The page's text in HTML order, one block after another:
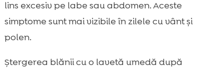
lins excesiv pe labe sau abdomen. Aceste
simptome sunt mai vizibile în zilele cu vânt și
polen.
Ștergerea blănii cu o lavetă umedă după